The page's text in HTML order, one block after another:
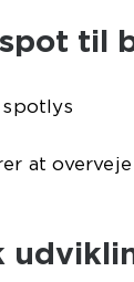
til
spotlys
at